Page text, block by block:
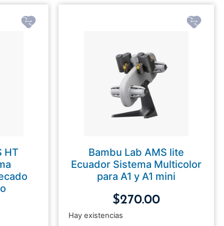
HT
Bambu Lab AMS lite
Ecuador Sistema Multicolor
para A1 y A1 mini
$270.00
Hay existencias